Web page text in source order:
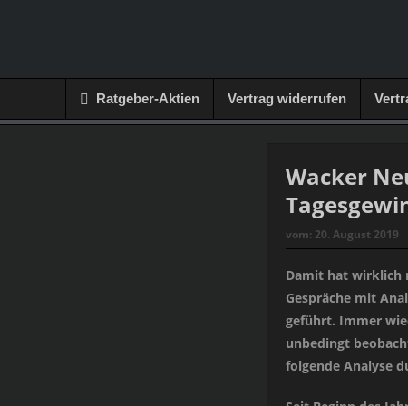
Ratgeber-Aktien Vertrag widerrufen
Wacker
vom: 20. August 2019
Damit hat wirklich
Gespräche mit
geführt. Immer
unbedingt
folgende Analyse